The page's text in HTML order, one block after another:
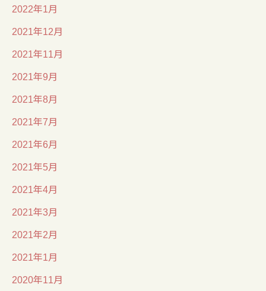
2022年1月
2021年12月
2021年11月
2021年9月
2021年8月
2021年7月
2021年6月
2021年5月
2021年4月
2021年3月
2021年2月
2021年1月
2020年11月